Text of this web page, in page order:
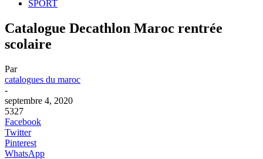
SPORT
Catalogue Decathlon Maroc rentrée
scolaire
Par
catalogues du maroc
-
septembre 4, 2020
5327
Facebook
Twitter
Pinterest
WhatsApp